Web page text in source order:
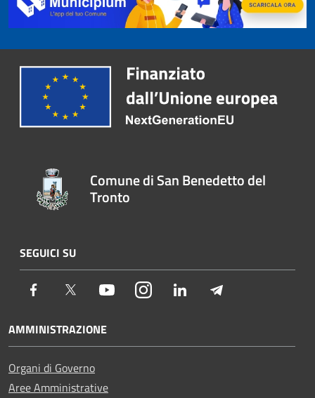
Comune di San Benedetto del
Tronto
SEGUICI SU
Facebook Twitter YoutubeInstagramLinkedIn
AMMINISTRAZIONE
Organi di Governo
Aree Amministrative